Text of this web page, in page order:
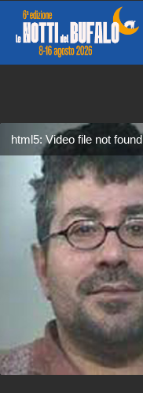
html5: Video file not found